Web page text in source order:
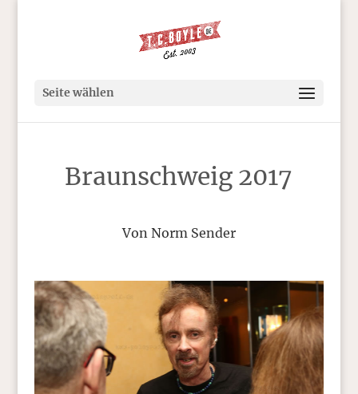
Seite wählen
Braunschweig 2017
Von Norm Sender